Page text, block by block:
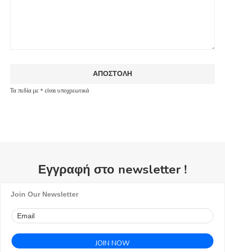
Τα πεδία με * είναι υποχρεωτικά
Εγγραφή στο newsletter !
Join Our Newsletter